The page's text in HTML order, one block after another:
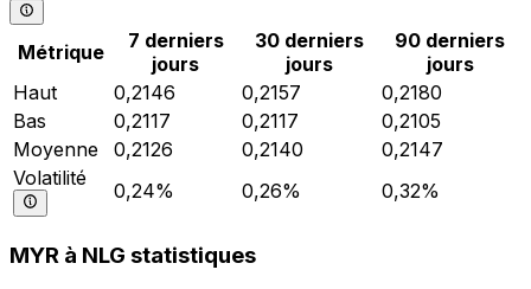
Métrique
7 derniers
jours
30 derniers
jours
90 derniers
jours
Haut
0,2146 0,2157
0,2180
Bas
0,2117 0,2117
0,2105
Moyenne
0,2126 0,2140
0,2147
Volatilité
0,24% 0,26% 0,32%
MYR à NLG statistiques